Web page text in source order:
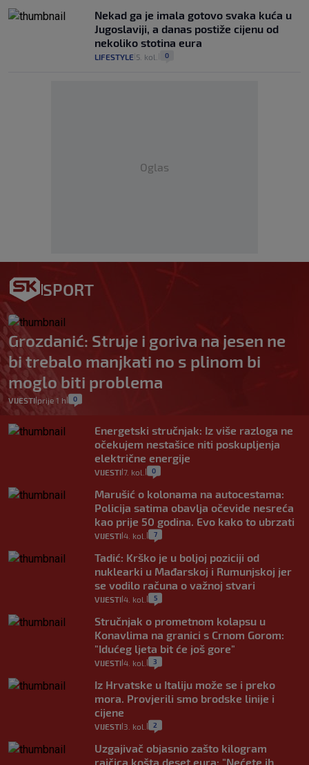
Nekad ga je imala gotovo svaka kuća u
Jugoslaviji, a danas postiže cijenu od
nekoliko stotina eura
LIFESTYLE 5. kol. 0
Oglas
SPORT
Grozdanić: Struje i goriva na jesen ne
bi trebalo manjkati no s plinom bi
moglo biti problema
VIJESTI| prije 1 h 0
Energetski stručnjak: Iz više razloga ne
očekujem nestašice niti poskupljenja
električne energije
VIJESTI 7. kol. 0
Marušić o kolonama na autocestama:
Policija satima obavlja očevide nesreća
kao prije 50 godina. Evo kako to ubrzati
VIJESTI 4. kol. 7
Tadić: Krško je u boljoj poziciji od
nuklearki u Mađarskoj i Rumunjskoj jer
se vodilo računa o važnoj stvari
VIJESTI 4. kol. 5
Stručnjak o prometnom kolapsu u
Konavlima na granici s Crnom Gorom:
"Idućeg ljeta bit će još gore"
VIJESTI 4. kol. 3
Iz Hrvatske u Italiju može se i preko
mora. Provjerili smo brodske linije i
cijene
VIJESTI 3. kol. 2
Uzgajivač objasnio zašto kilogram
rajčica košta deset eura: "Nećete ih